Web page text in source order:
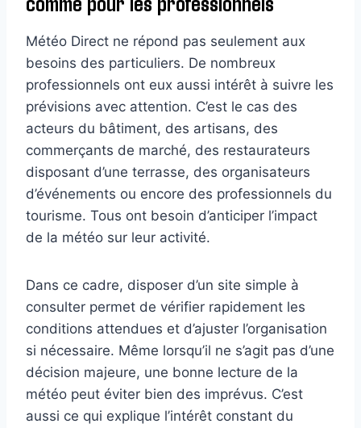
Météo Direct ne répond pas seulement aux
besoins des particuliers. De nombreux
professionnels ont eux aussi intérêt à suivre les
prévisions avec attention. C’est le cas des
acteurs du bâtiment, des artisans, des
commerçants de marché, des restaurateurs
disposant d’une terrasse, des organisateurs
d’événements ou encore des professionnels du
tourisme. Tous ont besoin d’anticiper l’impact
de la météo sur leur activité.
Dans ce cadre, disposer d’un site simple à
consulter permet de vérifier rapidement les
conditions attendues et d’ajuster l’organisation
si nécessaire. Même lorsqu’il ne s’agit pas d’une
décision majeure, une bonne lecture de la
météo peut éviter bien des imprévus. C’est
aussi ce qui explique l’intérêt constant du